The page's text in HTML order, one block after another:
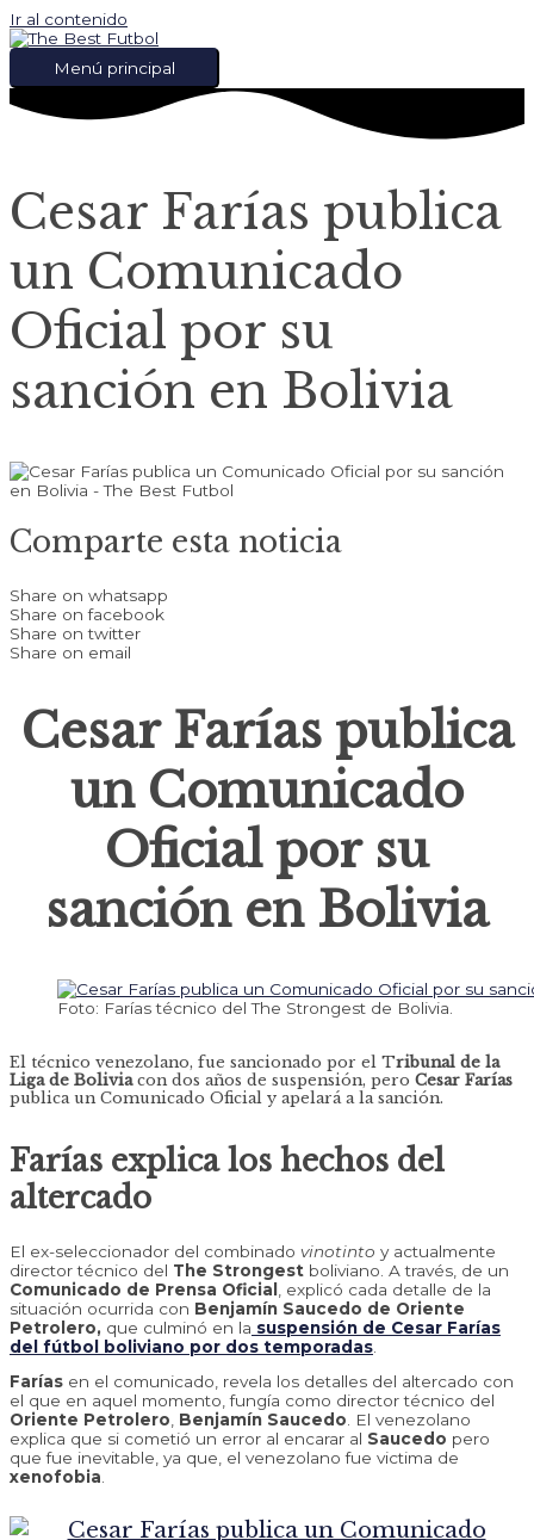
Ir al contenido
Menú principal
Cesar Farías publica
un Comunicado
Oficial por su
sanción en Bolivia
Comparte esta noticia
Share on whatsapp
Share on facebook
Share on twitter
Share on email
Cesar Farías publica
un Comunicado
Oficial por su
sanción en Bolivia
Foto: Farías técnico del The Strongest de Bolivia.
El técnico venezolano, fue sancionado por el Tribunal de la
Liga de Boliviacon dos años de suspensión, pero Cesar Farías
publica un Comunicado Oficial y apelará a la sanción.
Farías explica los hechos del
altercado
El ex-seleccionador del combinado vinotinto y actualmente
director técnico del The Strongest boliviano. A través, de un
Comunicado de Prensa Oficial
, explicó cada detalle de la
situación ocurrida con Benjamín Saucedo de Oriente
Petrolero, que culminó en la suspensión de Cesar Farías
del fútbol boliviano por dos temporadas
Farías en el comunicado, revela los detalles del altercado con
el que en aquel momento, fungía como director técnico del
Oriente Petrolero, Benjamín Saucedo. El venezolano
explica que si cometió un error al encarar al Saucedo pero
que fue inevitable, ya que, el venezolano fue victima de
xenofobia.